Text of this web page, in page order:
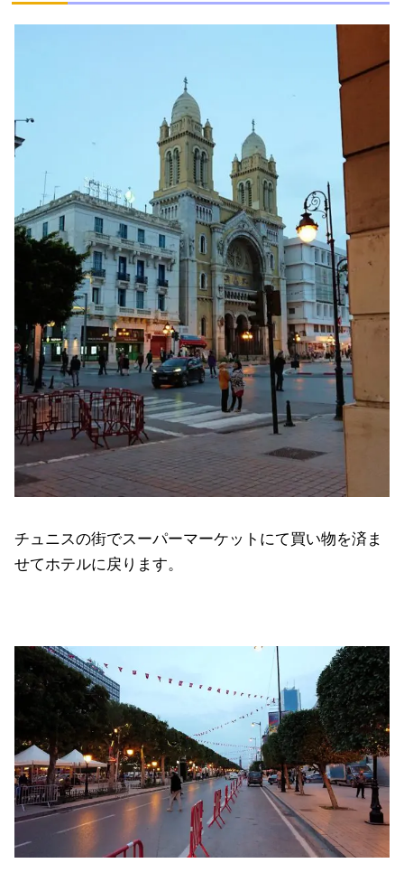
チュニスの街でスーパーマーケットにて買い物を済ま
せてホテルに戻ります。